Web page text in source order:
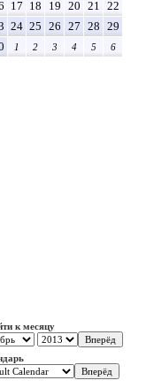
17 18 19 20 21 22
24 25 26 27 28 29
1 2 3 4 5 6
к месяцу